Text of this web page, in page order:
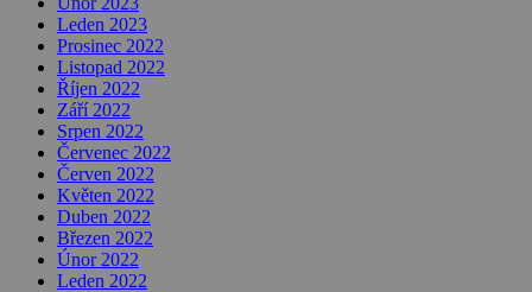
Leden 2023
Prosinec 2022
Listopad 2022
Říjen 2022
Září 2022
Srpen 2022
Červenec 2022
Červen 2022
Květen 2022
Duben 2022
Březen 2022
Únor 2022
Leden 2022